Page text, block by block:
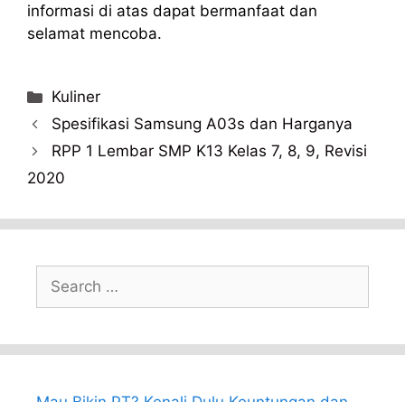
informasi di atas dapat bermanfaat dan
selamat mencoba.
Categories
Kuliner
Spesifikasi Samsung A03s dan Harganya
RPP 1 Lembar SMP K13 Kelas 7, 8, 9, Revisi
2020
Search
for: